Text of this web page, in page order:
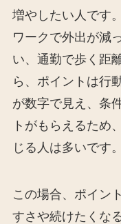
増やしたい人です
ワークで外出が減
い、通勤で歩く距
ら、ポイントは行
が数字で見え、条
トがもらえるため
じる人は多いです。
この場合、ポイン
すさや続けたくな